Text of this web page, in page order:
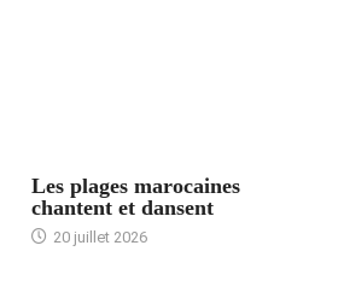
Les plages marocaines
chantent et dansent
20 juillet 2026